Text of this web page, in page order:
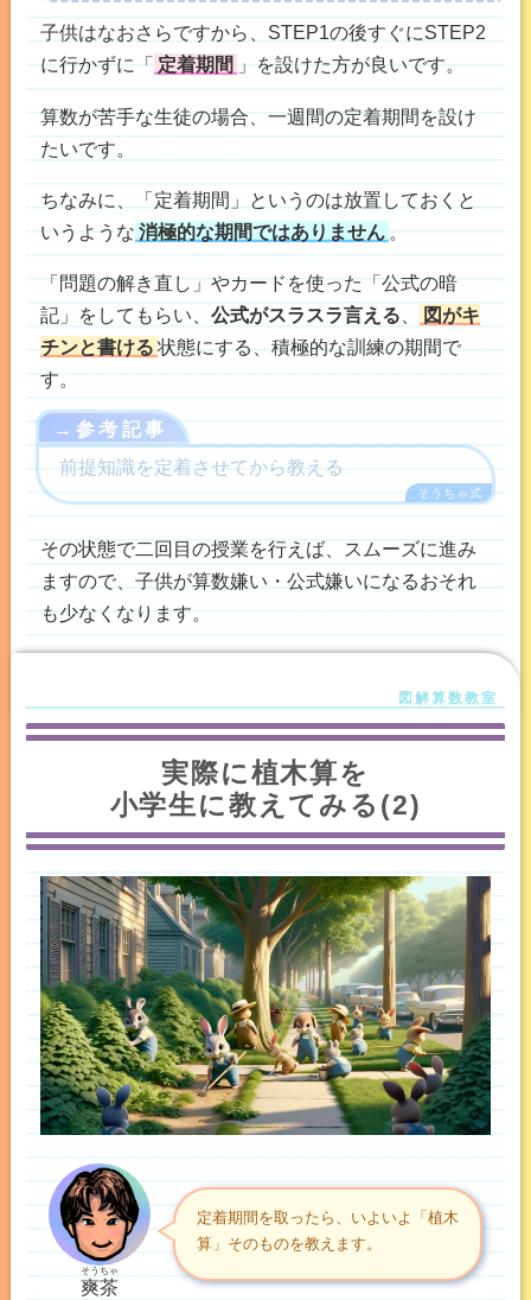
子供はなおさらですから、STEP1の後すぐにSTEP2
に行かずに「 定着期間 」を設けた方が良いです。
算数が苦手な生徒の場合、一週間の定着期間を設け
たいです。
ちなみに、「定着期間」というのは放置しておくと
いうような 消極的な期間ではありません 。
「問題の解き直し」やカードを使った「公式の暗
記」をしてもらい、 公式がスラスラ言える
図がキ
チンと書ける 状態にする、積極的な訓練の期間で
す。
→参考記事
前提知識を定着させてから教える
その状態で二回目の授業を行えば、スムーズに進み
ますので、子供が算数嫌い・公式嫌いになるおそれ
も少なくなります。
実際に植木算を
小学生に教えてみる(2)
爽茶
そうちゃ
定着期間を取ったら、いよいよ「植木
算」そのものを教えます。